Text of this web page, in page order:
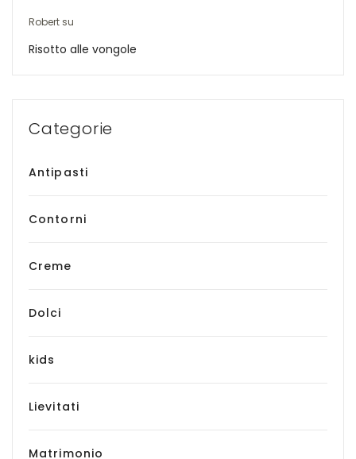
Robert su
Risotto alle vongole
Categorie
Antipasti
Contorni
Creme
Dolci
kids
Lievitati
Matrimonio